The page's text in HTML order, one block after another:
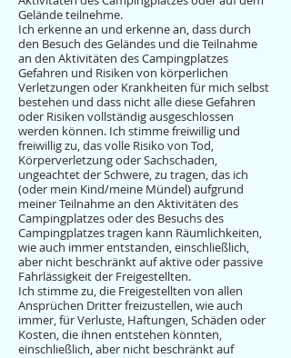
Gelände teilnehme.
Ich erkenne an und erkenne an, dass durch
den Besuch des Geländes und die Teilnahme
an den Aktivitäten des Campingplatzes
Gefahren und Risiken von körperlichen
Verletzungen oder Krankheiten für mich selbst
bestehen und dass nicht alle diese Gefahren
oder Risiken vollständig ausgeschlossen
werden können. Ich stimme freiwillig und
freiwillig zu, das volle Risiko von Tod,
Körperverletzung oder Sachschaden,
ungeachtet der Schwere, zu tragen, das ich
(oder mein Kind/meine Mündel) aufgrund
meiner Teilnahme an den Aktivitäten des
Campingplatzes oder des Besuchs des
Campingplatzes tragen kann Räumlichkeiten,
wie auch immer entstanden, einschließlich,
aber nicht beschränkt auf aktive oder passive
Fahrlässigkeit der Freigestellten.
Ich stimme zu, die Freigestellten von allen
Ansprüchen Dritter freizustellen, wie auch
immer, für Verluste, Haftungen, Schäden oder
Kosten, die ihnen entstehen könnten,
einschließlich, aber nicht beschränkt auf